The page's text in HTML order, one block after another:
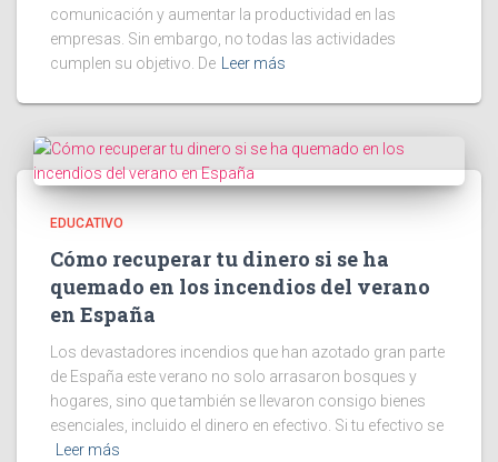
comunicación y aumentar la productividad en las
empresas. Sin embargo, no todas las actividades
cumplen su objetivo. De Leer más
EDUCATIVO
Cómo recuperar tu dinero si se ha
quemado en los incendios del verano
en España
Los devastadores incendios que han azotado gran parte
de España este verano no solo arrasaron bosques y
hogares, sino que también se llevaron consigo bienes
esenciales, incluido el dinero en efectivo. Si tu efectivo se
Leer más